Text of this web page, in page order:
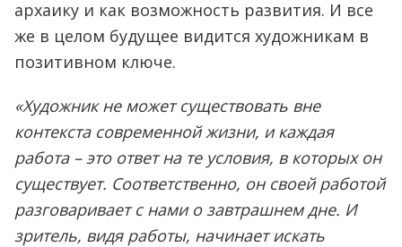
архаику и как возможность развития. И все
же в целом будущее видится художникам в
позитивном ключе.
«Художник не может существовать вне
контекста современной жизни, и каждая
работа – это ответ на те условия, в которых он
существует. Соответственно, он своей работой
разговаривает с нами о завтрашнем дне. И
зритель, видя работы, начинает искать